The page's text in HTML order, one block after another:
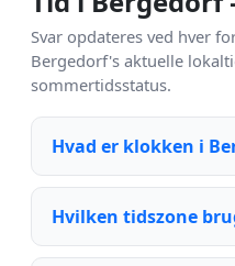
Svar opdateres ved hver
Bergedorf's aktuelle
sommertidsstatus.
Hvad er klokken i
Hvilken tidszone